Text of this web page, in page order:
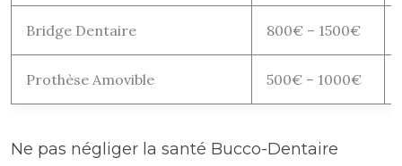
Bridge Dentaire 800€ – 1500€
Prothèse Amovible 500€ – 1000€
Ne pas négliger la santé Bucco-Dentaire